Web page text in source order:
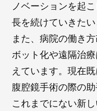
ノベーションを起
長を続けていきたい
また、病院の働き
ボット化や遠隔治
えています。現在
腹腔鏡手術の際の
これまでにない新